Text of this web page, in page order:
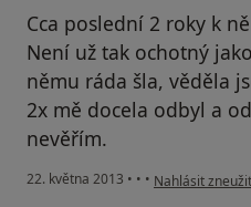
Cca poslední 2 roky k
Není už tak ochotný
němu ráda šla, věděla
2x mě docela odbyl a
nevěřím.
22. května 2013 • • • podle názoru
Nahlásit